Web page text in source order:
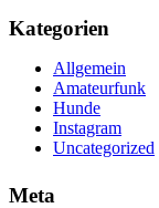
Kategorien
Allgemein
Amateurfunk
Hunde
Instagram
Uncategorized
Meta